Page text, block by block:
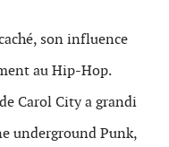
son influence
au Hip-Hop.
Carol City a grandi
underground Punk,